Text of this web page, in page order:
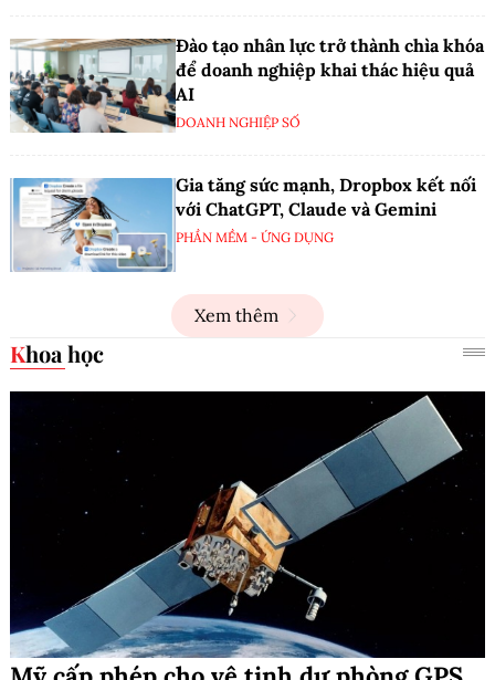
Đào tạo nhân lực trở thành chìa khóa
để doanh nghiệp khai thác hiệu quả
AI
DOANH NGHIỆP SỐ
Gia tăng sức mạnh, Dropbox kết nối
với ChatGPT, Claude và Gemini
PHẦN MỀM - ỨNG DỤNG
Xem thêm
Khoa học